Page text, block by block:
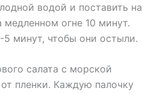
водой и поставить на
медленном огне 10 минут.
5 минут, чтобы они остыли.
салата с морской
пленки. Каждую палочку